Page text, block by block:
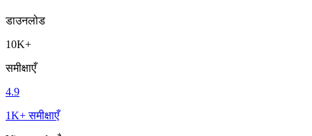
डाउनलोड
10K+
समीक्षाएँ
4.9
1K+ समीक्षाएँ